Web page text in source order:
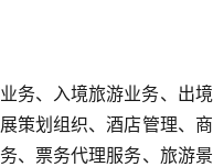
务、入境旅游业务、出
策划组织、酒店管理、
、票务代理服务、旅游